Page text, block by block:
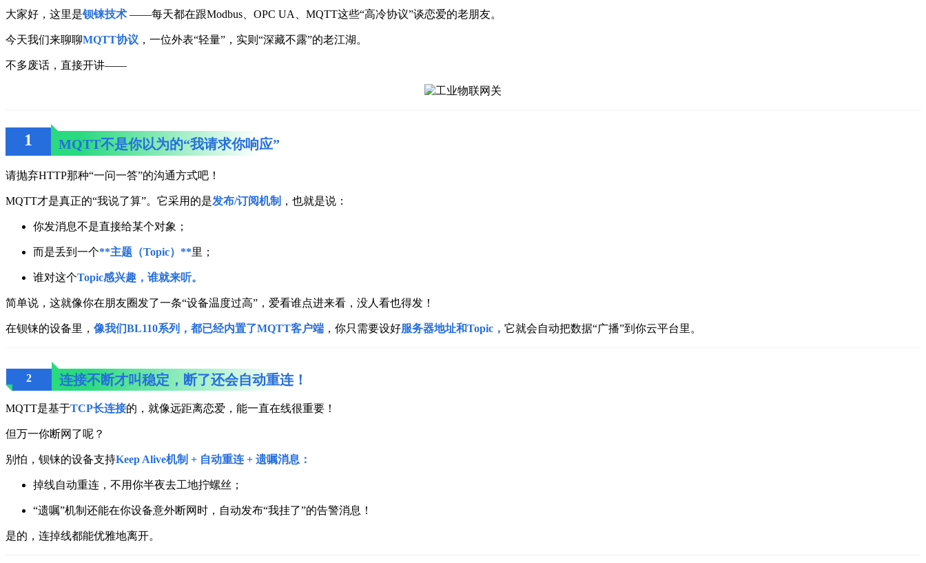
大家好，这里是钡铼技术 ——每天都在跟Modbus、OPC UA、MQTT这些“高冷协议”谈恋爱的老朋友。
今天我们来聊聊MQTT协议 ，一位外表“轻量”，实则“深藏不露”的老江湖。
不多废话，直接开讲——
1 MQTT不是你以为的“我请求你响应”
请抛弃HTTP那种“一问一答”的沟通方式吧！
MQTT才是真正的“我说了算”。它采用的是发布/订阅机制 ，也就是说：
你发消息不是直接给某个对象；
而是丢到一个**主题（Topic）**里；
谁对这个Topic感兴趣，谁就来听。
简单说，这就像你在朋友圈发了一条“设备温度过高”，爱看谁点进来看，没人看也得发！
在钡铼的设备里， 像我们BL110系列，都已经内置了MQTT客户端 ，你只需要设好服务器地址和Topic， 它就会自动把数据“广播”到你云平台里。
2 连接不断才叫稳定，断了还会自动重连！
MQTT是基于TCP长连接的，就像远距离恋爱，能一直在线很重要！
但万一你断网了呢？
别怕，钡铼的设备支持Keep Alive机制 + 自动重连 + 遗嘱消息 ：
掉线自动重连，不用你半夜去工地拧螺丝；
“遗嘱”机制还能在你设备意外断网时，自动发布“我挂了”的告警消息！
是的，连掉线都能优雅地离开。